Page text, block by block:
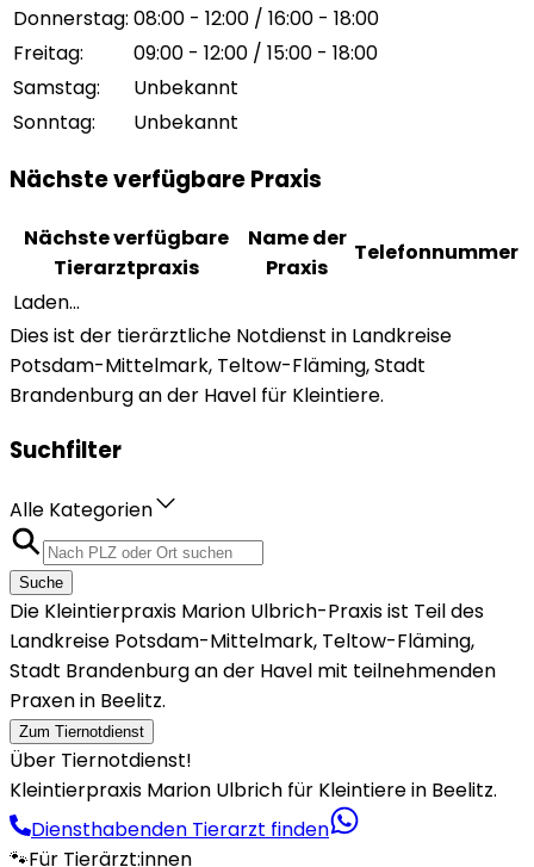
Donnerstag: 08:00 - 12:00 / 16:00 - 18:00
Freitag:
09:00 - 12:00 / 15:00 - 18:00
Samstag:
Unbekannt
Sonntag: Unbekannt
Nächste verfügbare Praxis
Nächste verfügbare
Tierarztpraxis
Name der
Praxis
Telefonnummer
Laden...
Dies ist der tierärztliche Notdienst in Landkreise
Potsdam-Mittelmark, Teltow-Fläming, Stadt
Brandenburg an der Havel für Kleintiere.
Suchfilter
Alle Kategorien
Suche
Die Kleintierpraxis Marion Ulbrich-Praxis ist Teil des
Landkreise Potsdam-Mittelmark, Teltow-Fläming,
Stadt Brandenburg an der Havel mit teilnehmenden
Praxen in Beelitz.
Zum Tiernotdienst
Über Tiernotdienst!
Kleintierpraxis Marion Ulbrich für Kleintiere in Beelitz.
Diensthabenden Tierarzt finden
🐾Für Tierärzt:innen